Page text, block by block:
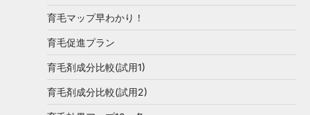
育毛マップ早わかり！
育毛促進プラン
育毛剤成分比較(試用1)
育毛剤成分比較(試用2)